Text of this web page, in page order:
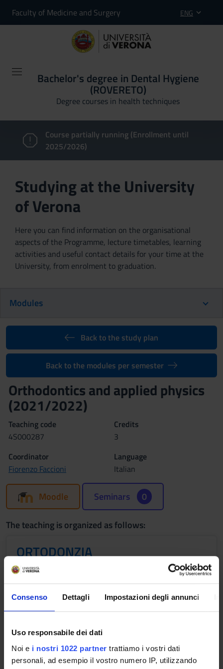
Consenso Dettagli Impostazioni degli annunci
Uso responsabile dei dati
Noi e i nostri 1022 partner trattiamo i vostri dati
personali, ad esempio il vostro numero IP, utilizzando
Faculty of Medicine and Surgery ENG
Bachelor's degree in Dental Hygiene
(ROVERETO)
Degree courses in health techniques
Course partially running (Enrollment until
2025/2026)
Studying at the University
of Verona
Here you can find information on the organisational
aspects of the Programme, lecture timetables, learning
activities and useful contact details for your time at the
University, from enrolment to graduation.
Modules
Back to the study plan
Back to the modules per semester
Orthodontics and applied physics
(2021/2022)
Teaching code
4S000287
Credits
3
Coordinator
Fiorenzo Faccioni
Language
Italian
Moodle Seminars 0
The teaching is organized as follows:
ORTODONZIA
Credits
2
Period
Academic staff
Fiorenzo Faccioni